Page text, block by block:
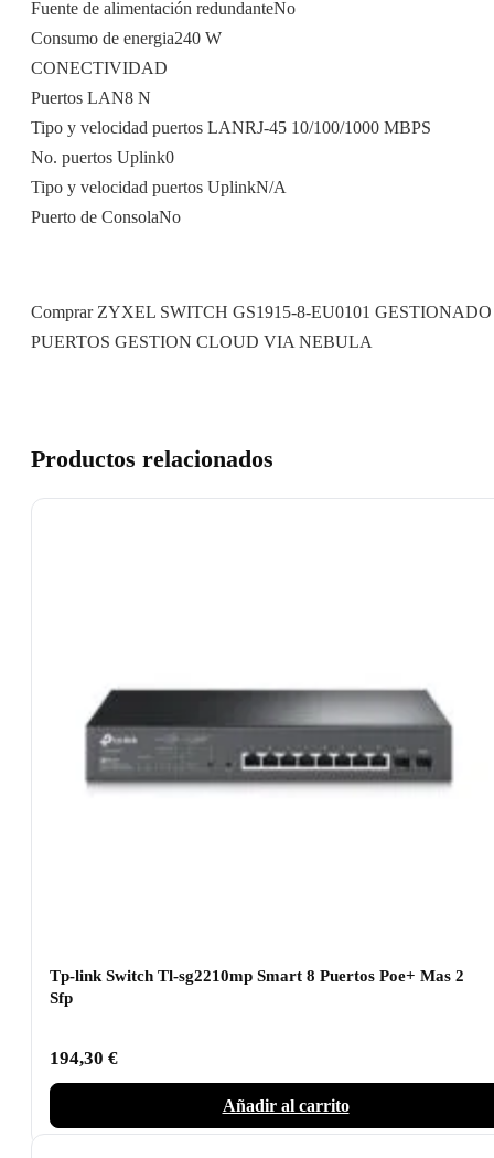
Fuente de alimentación redundanteNo
Consumo de energia240 W
CONECTIVIDAD
Puertos LAN8 N
Tipo y velocidad puertos LANRJ-45 10/100/1000 MBPS
No. puertos Uplink0
Tipo y velocidad puertos UplinkN/A
Puerto de ConsolaNo
Comprar ZYXEL SWITCH GS1915-8-EU0101 GESTIONADO
PUERTOS GESTION CLOUD VIA NEBULA
Productos relacionados
Tp-link Switch Tl-sg2210mp Smart 8 Puertos Poe+ Mas 2
Sfp
194,30 €
Añadir al carrito